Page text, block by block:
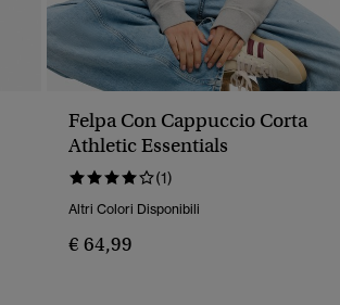
Felpa Con Cappuccio Corta
Athletic Essentials
(1)
Altri Colori Disponibili
€ 64,99